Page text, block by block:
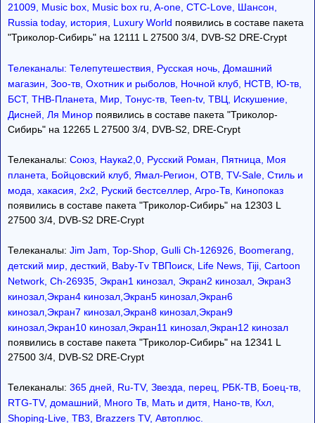
21009, Music box, Music box ru, A-one, СТС-Love, Шансон,
Russia today, история, Luxury World появились в составе пакета
"Триколор-Сибирь" на 12111 L 27500 3/4, DVB-S2 DRE-Crypt
Телеканалы: Телепутешествия, Русская ночь, Домашний
магазин, Зоо-тв, Охотник и рыболов, Ночной клуб, НСТВ, Ю-тв,
БСТ, ТНВ-Планета, Мир, Тонус-тв, Teen-tv, ТВЦ, Искушение,
Дисней, Ля Минор появились в составе пакета "Триколор-
Сибирь" на 12265 L 27500 3/4, DVB-S2, DRE-Crypt
Телеканалы: Союз, Наука2,0, Русский Роман, Пятница, Моя
планета, Бойцовский клуб, Ямал-Регион, ОТВ, TV-Sale, Стиль и
мода, хакасия, 2х2, Руский бестселлер, Агро-Тв, Кинопоказ
появились в составе пакета "Триколор-Сибирь" на 12303 L
27500 3/4, DVB-S2 DRE-Crypt
Телеканалы: Jim Jam, Top-Shop, Gulli Ch-126926, Boomerang,
детский мир, десткий, Baby-Tv ТВПоиск, Life News, Tiji, Cartoon
Network, Ch-26935, Экран1 кинозал, Экран2 кинозал, Экран3
кинозал,Экран4 кинозал,Экран5 кинозал,Экран6
кинозал,Экран7 кинозал,Экран8 кинозал,Экран9
кинозал,Экран10 кинозал,Экран11 кинозал,Экран12 кинозал
появились в составе пакета "Триколор-Сибирь" на 12341 L
27500 3/4, DVB-S2 DRE-Crypt
Телеканалы: 365 дней, Ru-TV, Звезда, перец, РБК-ТВ, Боец-тв,
RTG-TV, домашний, Много Тв, Мать и дитя, Нано-тв, Кхл,
Shoping-Live, ТВ3, Brazzers TV, Автоплюс.